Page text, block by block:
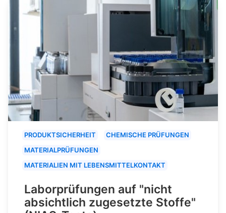
PRODUKTSICHERHEIT
CHEMISCHE PRÜFUNGEN
MATERIALPRÜFUNGEN
MATERIALIEN MIT LEBENSMITTELKONTAKT
Laborprüfungen auf "nicht
absichtlich zugesetzte Stoffe"